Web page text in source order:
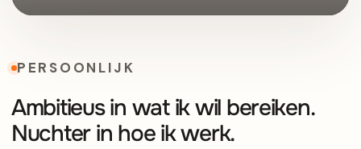
PERSOONLIJK
Ambitieus in wat ik wil bereiken.
Nuchter in hoe ik werk.